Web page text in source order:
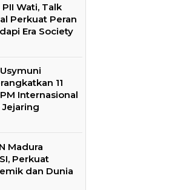
Wati, Talk
Perkuat Peran
Era Society
11
Internasional
Jejaring
Madura
Perkuat
dan Dunia